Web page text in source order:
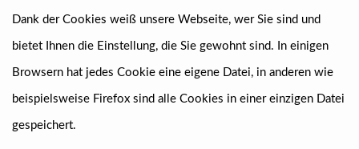
Dank der Cookies weiß unsere Webseite, wer Sie sind und
bietet Ihnen die Einstellung, die Sie gewohnt sind. In einigen
Browsern hat jedes Cookie eine eigene Datei, in anderen wie
beispielsweise Firefox sind alle Cookies in einer einzigen Datei
gespeichert.